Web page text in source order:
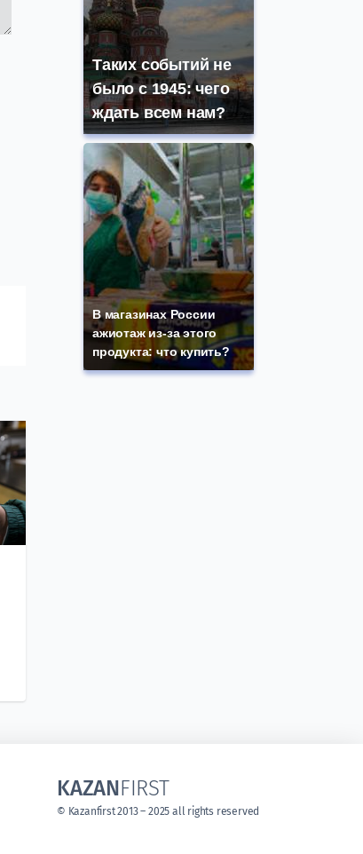
Таких событий не
было с 1945: чего
ждать всем нам?
В магазинах России
ажиотаж из-за этого
продукта: что купить?
KAZANFIRST
© Kazanfirst 2013 – 2025 all rights reserved